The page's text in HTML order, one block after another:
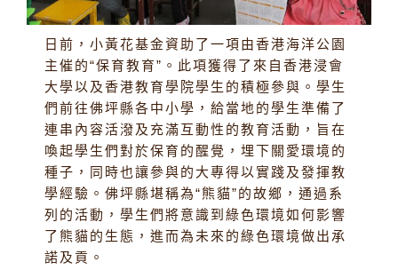
日前，小黃花基金資助了一項由香港海洋公園
主催的“保育教育”。此項獲得了來自香港浸會
大學以及香港教育學院學生的積極參與。學生
們前往佛坪縣各中小學，給當地的學生準備了
連串內容活潑及充滿互動性的教育活動，旨在
喚起學生們對於保育的醒覺，埋下關愛環境的
種子，同時也讓參與的大專得以實踐及發揮教
學經驗。佛坪縣堪稱為“熊貓”的故鄉，通過系
列的活動，學生們將意識到綠色環境如何影響
了熊貓的生態，進而為未來的綠色環境做出承
諾及貢。